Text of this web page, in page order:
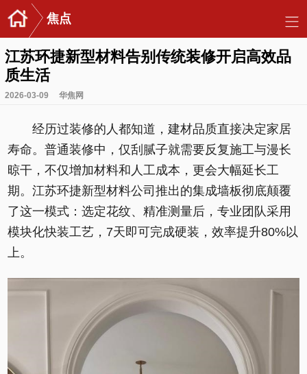
焦点
江苏环捷新型材料告别传统装修开启高效品
质生活
2026-03-09 华焦网
经历过装修的人都知道，建材品质直接决定家居
寿命。普通装修中，仅刮腻子就需要反复施工与漫长
晾干，不仅增加材料和人工成本，更会大幅延长工
期。江苏环捷新型材料公司推出的集成墙板彻底颠覆
了这一模式：选定花纹、精准测量后，专业团队采用
模块化快装工艺，7天即可完成硬装，效率提升80%以
上。